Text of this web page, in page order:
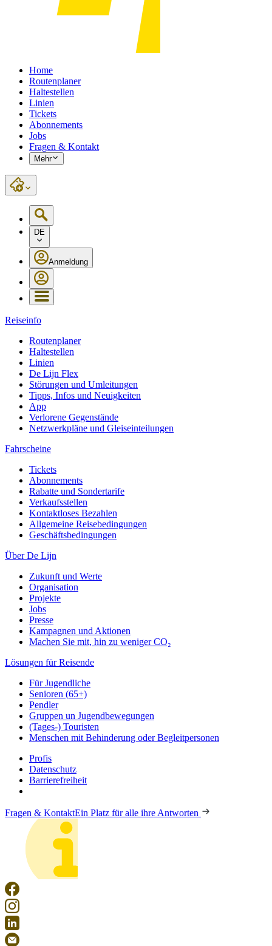
Home
Routenplaner
Haltestellen
Linien
Tickets
Abonnements
Jobs
Fragen & Kontakt
Mehr
DE
Anmeldung
Reiseinfo
Routenplaner
Haltestellen
Linien
De Lijn Flex
Störungen und Umleitungen
Tipps, Infos und Neuigkeiten
App
Verlorene Gegenstände
Netzwerkpläne und Gleiseinteilungen
Fahrscheine
Tickets
Abonnements
Rabatte und Sondertarife
Verkaufsstellen
Kontaktloses Bezahlen
Allgemeine Reisebedingungen
Geschäftsbedingungen
Über De Lijn
Zukunft und Werte
Organisation
Projekte
Jobs
Presse
Kampagnen und Aktionen
Machen Sie mit, hin zu weniger CO₂
Lösungen für Reisende
Für Jugendliche
Senioren (65+)
Pendler
Gruppen un Jugendbewegungen
(Tages-) Touristen
Menschen mit Behinderung oder Begleitpersonen
Profis
Datenschutz
Barrierefreiheit
Fragen & KontaktEin Platz für alle ihre Antworten